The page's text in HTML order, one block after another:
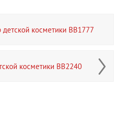
косметики BB1777
косметики BB2240